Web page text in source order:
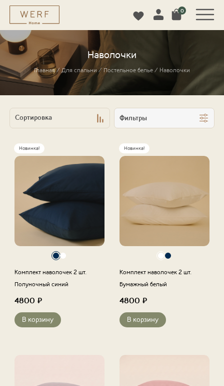
0
Наволочки
Главная/ Для спальни/ Постельное белье / Наволочки
Фильтры
Новинка!
Комплект наволочек 2 шт.
Полуночный синий
4800 ₽
В корзину
Новинка!
Комплект наволочек 2 шт.
Бумажный белый
4800 ₽
В корзину